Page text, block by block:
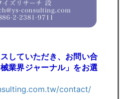
していただき、お問い合
業界ジャーナル」をお選
contact/